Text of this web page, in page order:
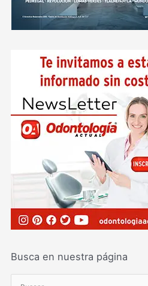
Busca en nuestra página